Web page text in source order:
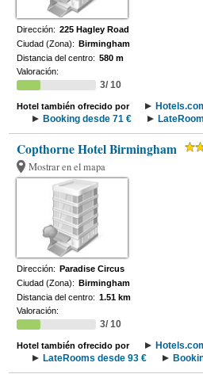
Dirección: 225 Hagley Road
Ciudad (Zona): Birmingham
Distancia del centro: 580 m
Valoración:
3/ 10
Hotel también ofrecido por
Booking desde 71 €
Copthorne Hotel Birmingham
Mostrar en el mapa
Dirección: Paradise Circus
Ciudad (Zona): Birmingham
Distancia del centro: 1.51 km
Valoración:
3/ 10
Hotel también ofrecido por
LateRooms desde 93 €